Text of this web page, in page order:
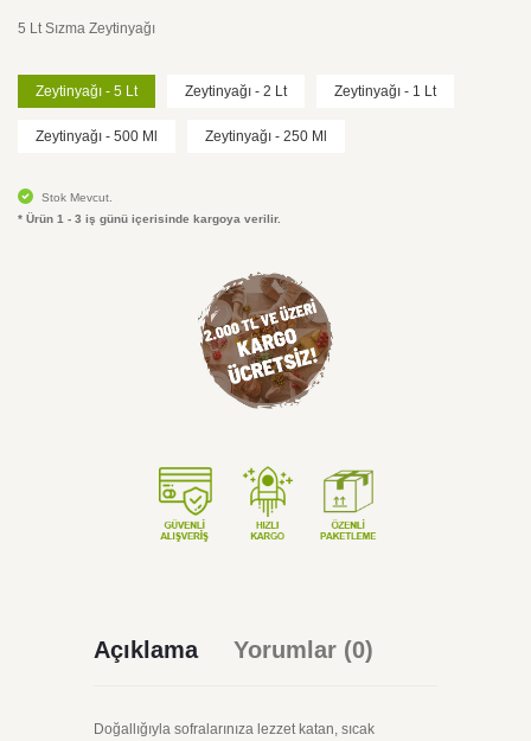
5 Lt Sızma Zeytinyağı
Zeytinyağı - 5 Lt Zeytinyağı - 2 Lt Zeytinyağı - 1 Lt
Zeytinyağı - 500 Ml Zeytinyağı - 250 Ml
Stok Mevcut.
* Ürün 1 - 3 iş günü içerisinde kargoya verilir.
Açıklama Yorumlar (0)
Doğallığıyla sofralarınıza lezzet katan, sıcak